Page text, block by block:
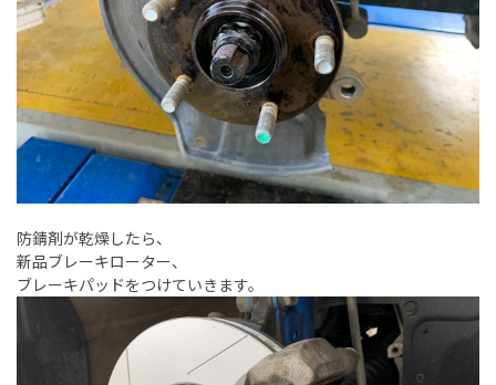
防錆剤が乾燥したら、
新品ブレーキローター、
ブレーキパッドをつけていきます。